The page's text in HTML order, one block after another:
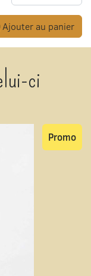
Ajouter au panier
ci
Promo